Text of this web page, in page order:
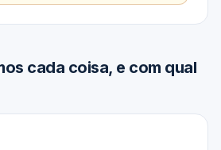
cada coisa, e com qual